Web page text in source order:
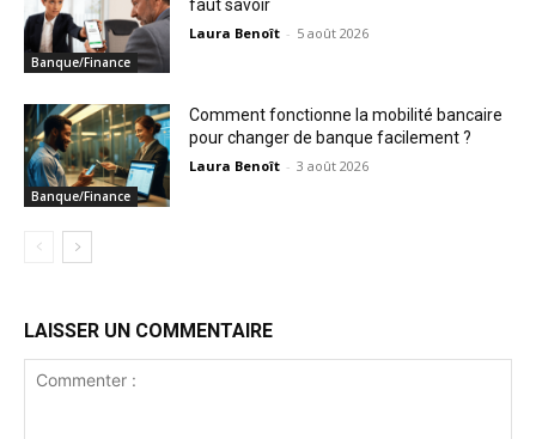
Banque/Finance
faut savoir
Laura Benoît - 5 août 2026
Banque/Finance
Comment fonctionne la mobilité bancaire
pour changer de banque facilement ?
Laura Benoît - 3 août 2026
LAISSER UN COMMENTAIRE